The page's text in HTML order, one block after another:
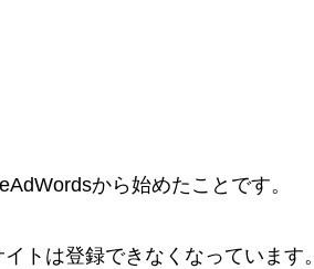
から始めたことです。
トは登録できなくなっています。